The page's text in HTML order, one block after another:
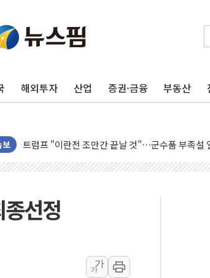
해외투자 산업 증권·금융 부동산
보
카드사 고객 유입 창구 된 '트래블카드'…휴가철
트럼프, 폴리실리콘·태양광에 15% 관세…한국
[채권/외환] 국제유가 급등에 미 국채금리·달러
트럼프 "이란전 조만간 끝날 것"…군수품 부족설
현대리바트, 원가 개선으로 실적 방어…다음 과
세금 부담 커진 고가 1주택자…맞교환·재매수·다
[금/유가] 이란의 호르무즈 해협 통항 제한 검토
이란, 오만과 호르무즈 해협 재개방 합의 막바지
[민주 당권주자 일정] 송영길·정청래·김민석 후보
선정
가
가